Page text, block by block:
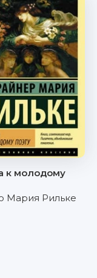
к молодому
Мария Рильке